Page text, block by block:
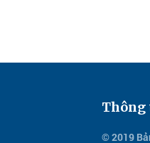
Thông
© 2019